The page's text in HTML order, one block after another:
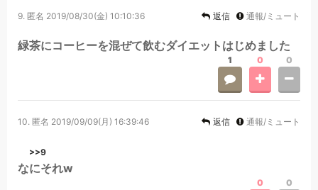
9. 匿名 2019/08/30(金) 10:10:36 返信 通報/ミュート
緑茶にコーヒーを混ぜて飲むダイエットはじめました
1 0 0
10. 匿名 2019/09/09(月) 16:39:46 返信 通報/ミュート
>>9
なにそれw
0 0